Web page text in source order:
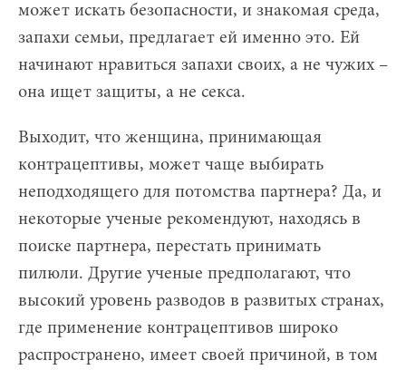
может искать безопасности, и знакомая среда,
запахи семьи, предлагает ей именно это. Ей
начинают нравиться запахи своих, а не чужих –
она ищет защиты, а не секса.
Выходит, что женщина, принимающая
контрацептивы, может чаще выбирать
неподходящего для потомства партнера? Да, и
некоторые ученые рекомендуют, находясь в
поиске партнера, перестать принимать
пилюли. Другие ученые предполагают, что
высокий уровень разводов в развитых странах,
где применение контрацептивов широко
распространено, имеет своей причиной, в том